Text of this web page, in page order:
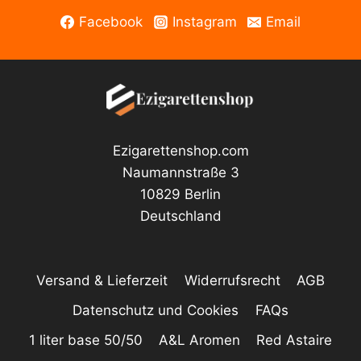
Facebook Instagram Email
Ezigarettenshop.com
Naumannstraße 3
10829 Berlin
Deutschland
Versand & Lieferzeit Widerrufsrecht
AGB
Datenschutz und Cookies
FAQs
1 liter base 50/50
A&L Aromen Red Astaire